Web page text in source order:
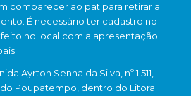
comparecer ao pat para retirar a
É necessário ter cadastro no
no local com a apresentação
Ayrton Senna da Silva, nº 1.511,
Poupatempo, dentro do Litoral